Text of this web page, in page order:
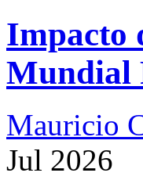
Impacto
Mundial
Mauricio
Jul 2026